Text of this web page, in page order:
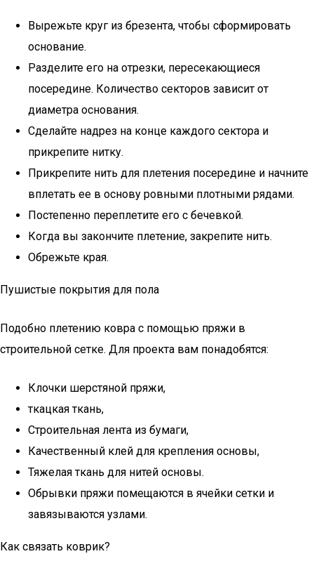
Вырежьте круг из брезента, чтобы сформировать
основание.
Разделите его на отрезки, пересекающиеся
посередине. Количество секторов зависит от
диаметра основания.
Сделайте надрез на конце каждого сектора и
прикрепите нитку.
Прикрепите нить для плетения посередине и начните
вплетать ее в основу ровными плотными рядами.
Постепенно переплетите его с бечевкой.
Когда вы закончите плетение, закрепите нить.
Обрежьте края.
Пушистые покрытия для пола
Подобно плетению ковра с помощью пряжи в
строительной сетке. Для проекта вам понадобятся:
Клочки шерстяной пряжи,
ткацкая ткань,
Строительная лента из бумаги,
Качественный клей для крепления основы,
Тяжелая ткань для нитей основы.
Обрывки пряжи помещаются в ячейки сетки и
завязываются узлами.
Как связать коврик?